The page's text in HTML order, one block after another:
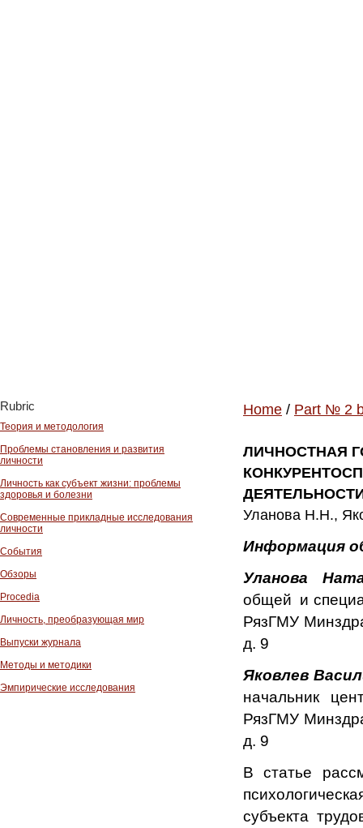
Rubric
Теория и методология
Проблемы становления и развития
личности
Личность как субъект жизни: проблемы
здоровья и болезни
Современные прикладные исследования
личности
События
Обзоры
Procedia
Личность, преобразующая мир
Выпуски журнала
Методы и методики
Эмпирические исследования
Home / Part № 2
ЛИЧНОСТНАЯ
Уланова Н.Н.,
Информация
Уланова
общей и
РязГМУ
д. 9
Яковлев
начальник
РязГМУ
д. 9
В статье
субъекта